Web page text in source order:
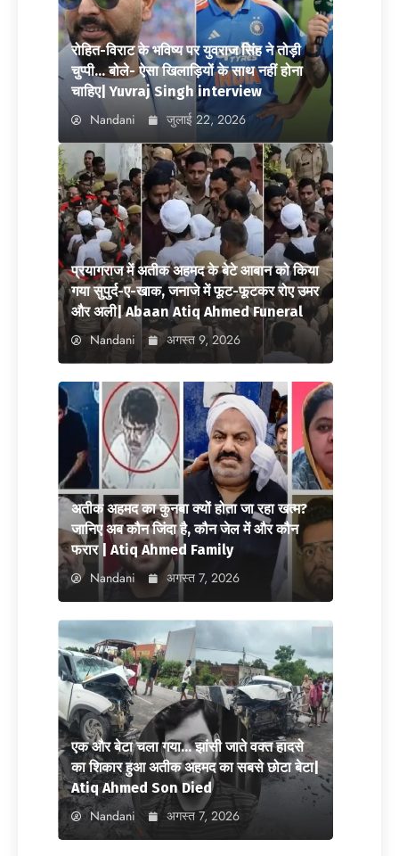
रोहित-विराट के भविष्य पर युवराज सिंह ने तोड़ी
चुप्पी… बोले- ऐसा खिलाड़ियों के साथ नहीं होना
चाहिए| Yuvraj Singh interview
Nandani जुलाई 22, 2026
प्रयागराज में अतीक अहमद के बेटे आबान को किया
गया सुपुर्द-ए-खाक, जनाजे में फूट-फूटकर रोए उमर
और अली| Abaan Atiq Ahmed Funeral
Nandani अगस्त 9, 2026
अतीक अहमद का कुनबा क्यों होता जा रहा खत्म?
जानिए अब कौन जिंदा है, कौन जेल में और कौन
फरार | Atiq Ahmed Family
Nandani अगस्त 7, 2026
एक और बेटा चला गया… झांसी जाते वक्त हादसे
का शिकार हुआ अतीक अहमद का सबसे छोटा बेटा|
Atiq Ahmed Son Died
Nandani अगस्त 7, 2026